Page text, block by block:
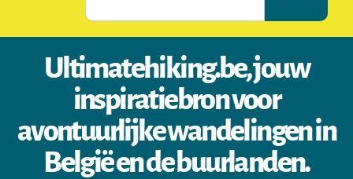
Ultimatehiking.be, jouw
inspiratiebron voor
avontuurlijke wandelingen in
België en de buurlanden.